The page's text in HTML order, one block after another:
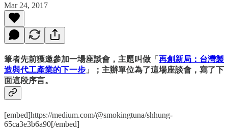
Mar 24, 2017
筆者先前獲邀參加一場座談會，主題叫做「 再創新局：台灣製
造與代工產業的下一步 」；主辦單位為了這場座談會，寫了下
面這段序言。
[embed]https://medium.com/@smokingtuna/shhung-
65ca3e3b6a90[/embed]